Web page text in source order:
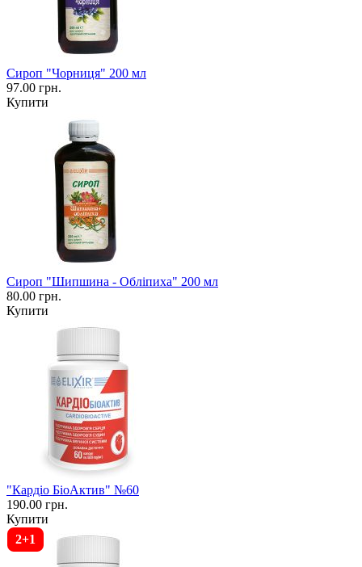
Сироп "Чорниця" 200 мл
97.00 грн.
Купити
Сироп "Шипшина - Обліпиха" 200 мл
80.00 грн.
Купити
"Кардіо БіоАктив" №60
190.00 грн.
Купити
2+1